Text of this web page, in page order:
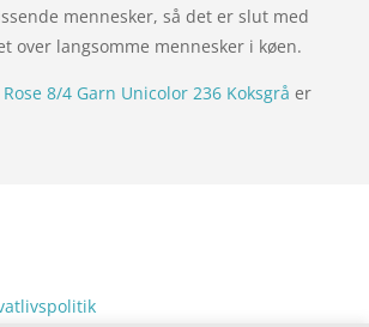
mennesker, så det er slut med
over langsomme mennesker i køen.
8/4 Garn Unicolor 236 Koksgrå er